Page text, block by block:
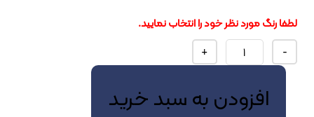
قابلمه
گرانیتا
به سبد خرید